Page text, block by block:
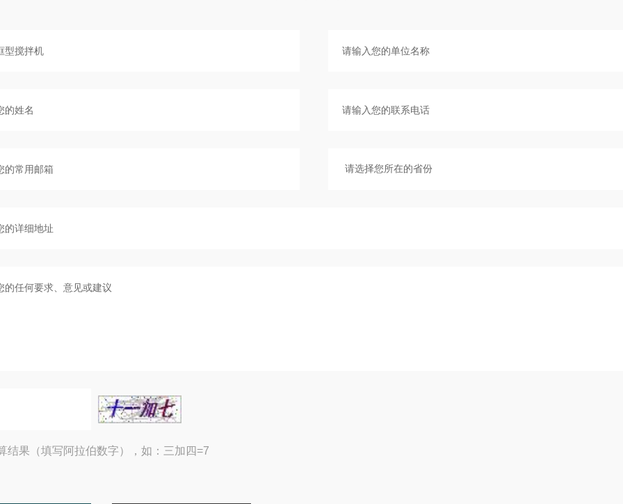
结果（填写阿拉伯数字），如：三加四=7